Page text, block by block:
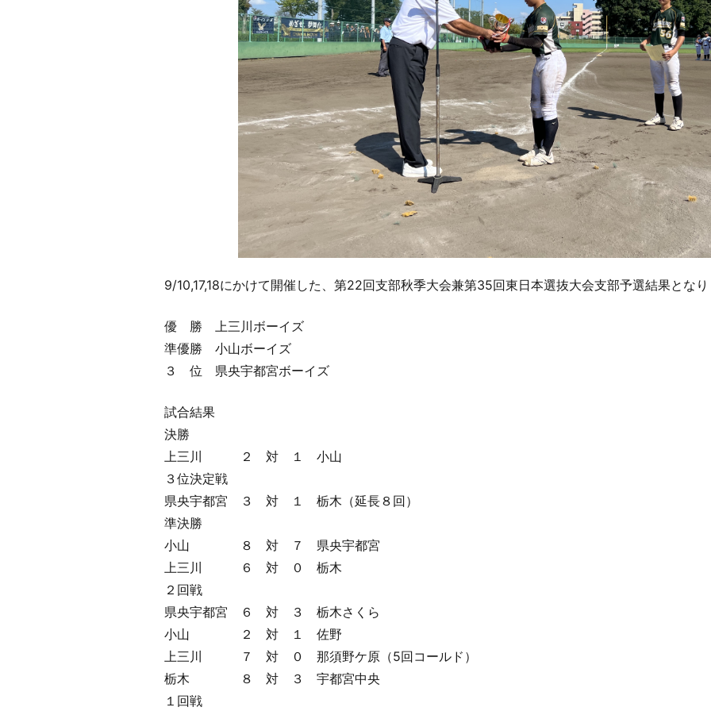
9/10,17,18にかけて開催した、第22回支部秋季大会兼第35回東日本選抜大会支部予選結果とな
優 勝 上三川ボーイズ
準優勝 小山ボーイズ
３ 位 県央宇都宮ボーイズ
試合結果
決勝
上三川 ２ 対 １ 小山
３位決定戦
県央宇都宮 ３ 対 １ 栃木（延長８回）
準決勝
小山 ８ 対 ７ 県央宇都宮
上三川 ６ 対 ０ 栃木
２回戦
県央宇都宮 ６ 対 ３ 栃木さくら
小山 ２ 対 １ 佐野
上三川 ７ 対 ０ 那須野ケ原（5回コールド）
栃木 ８ 対 ３ 宇都宮中央
１回戦